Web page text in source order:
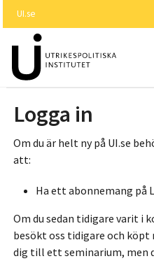
huvudinnehållet
UI.se
Logga in
Om du är helt ny på UI.se
att:
Ha ett abonnemang på
Om du sedan tidigare varit i
besökt oss tidigare och
dig till ett seminarium, men